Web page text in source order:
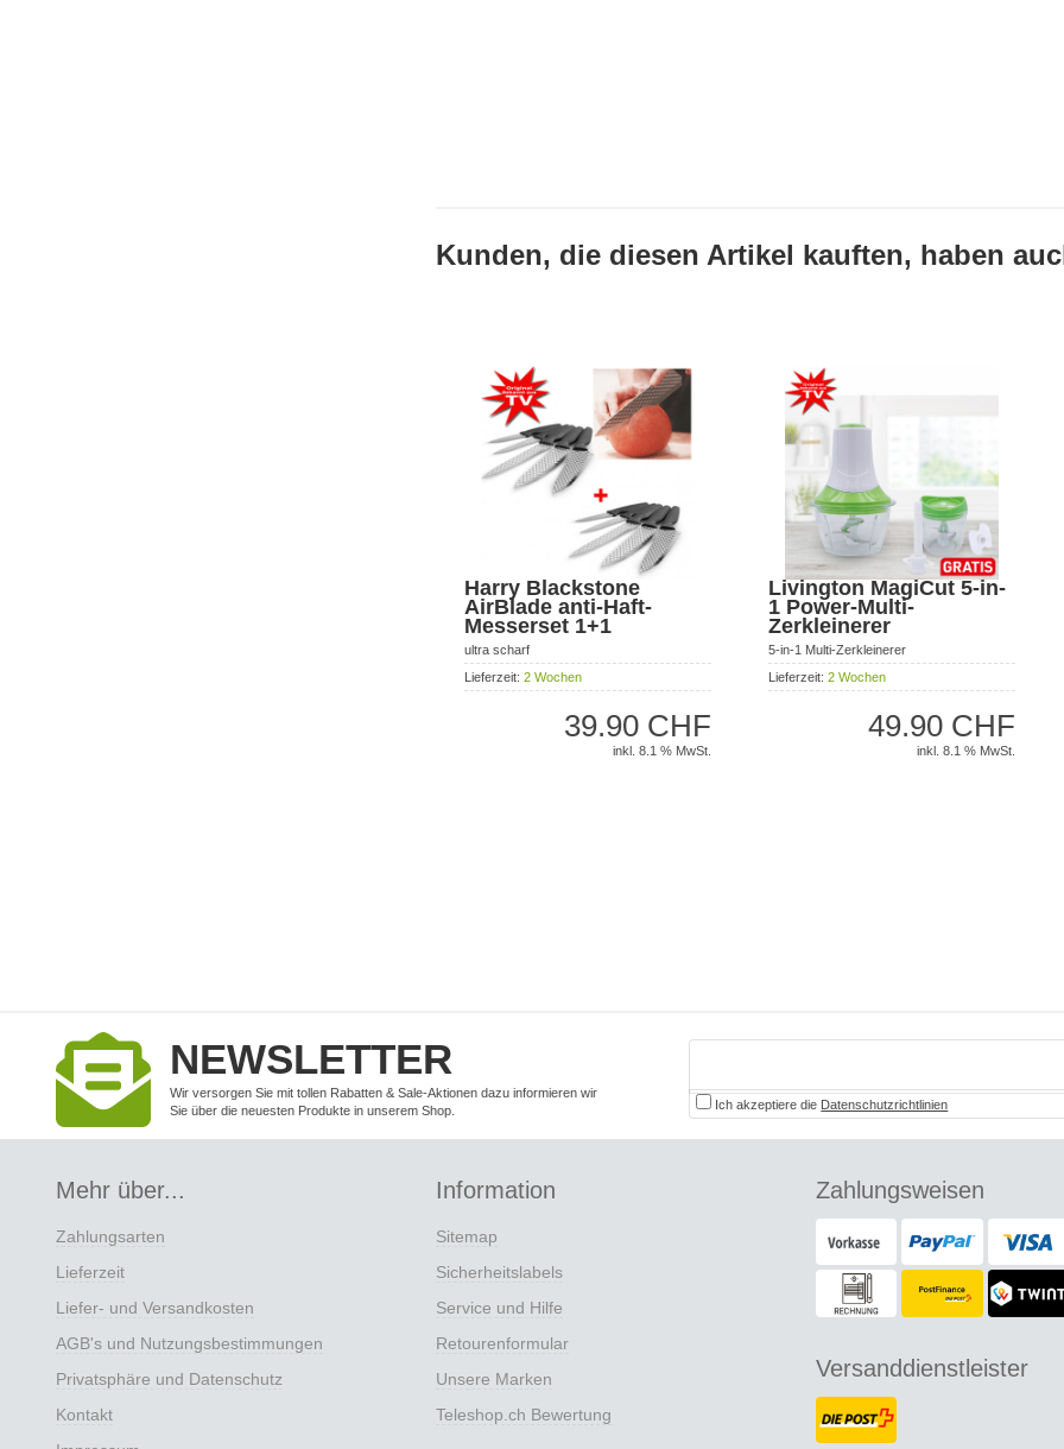
Kunden, die diesen Artikel kauften, haben
Harry Blackstone
AirBlade anti-Haft-
Messerset 1+1
ultra scharf
Lieferzeit: 2 Wochen
39.90 CHF
inkl. 8.1 % MwSt.
Livington MagiCut 5-in-
1 Power-Multi-
Zerkleinerer
5-in-1 Multi-Zerkleinerer
Lieferzeit: 2 Wochen
49.90 CHF
inkl. 8.1 % MwSt.
NEWSLETTER
Wir versorgen Sie mit tollen Rabatten & Sale-Aktionen dazu informieren wir
Sie über die neuesten Produkte in unserem Shop.
Ich akzeptiere die Datenschutzrichtlinien
Mehr über...
Zahlungsarten
Lieferzeit
Liefer- und Versandkosten
AGB's und Nutzungsbestimmungen
Privatsphäre und Datenschutz
Kontakt
Information
Sitemap
Sicherheitslabels
Service und Hilfe
Retourenformular
Unsere Marken
Teleshop.ch Bewertung
Zahlungsweisen
Versanddienstleister